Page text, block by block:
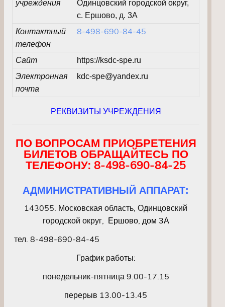
учреждения
Одинцовский городской округ,
с. Ершово, д. 3А
Контактный
телефон
8-498-690-84-45
Сайт
https://ksdc-spe.ru
Электронная
почта
kdc-spe@yandex.ru
РЕКВИЗИТЫ УЧРЕЖДЕНИЯ
ПО ВОПРОСАМ ПРИОБРЕТЕНИЯ
БИЛЕТОВ ОБРАЩАЙТЕСЬ ПО
ТЕЛЕФОНУ: 8-498-690-84-25
АДМИНИСТРАТИВНЫЙ АППАРАТ:
143055. Московская область, Одинцовский
городской округ, Ершово, дом 3А
тел. 8-498-690-84-45
График работы:
понедельник-пятница 9.00-17.15
перерыв 13.00-13.45